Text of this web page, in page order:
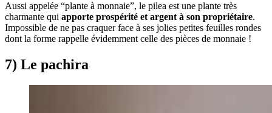
Aussi appelée “plante à monnaie”, le pilea est une plante très
charmante qui apporte prospérité et argent à son propriétaire.
Impossible de ne pas craquer face à ses jolies petites feuilles rondes
dont la forme rappelle évidemment celle des pièces de monnaie !
7) Le pachira